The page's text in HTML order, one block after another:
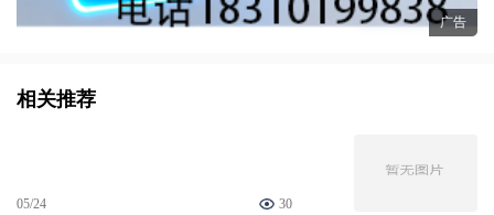
广告
相关推荐
05/24 30